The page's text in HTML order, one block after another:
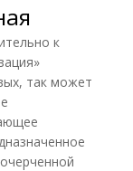
к
так может